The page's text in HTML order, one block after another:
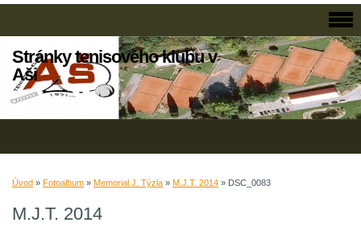
Stránky tenisového klubu v
Aši
Úvod » Fotoalbum » Memorial J. Týzla » M.J.T. 2014 » DSC_0083
M.J.T. 2014